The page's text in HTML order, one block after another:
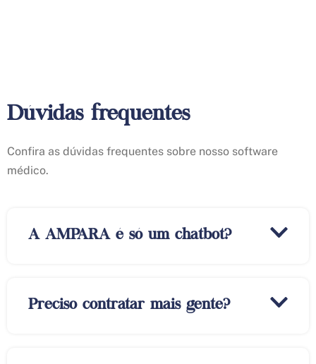
Dúvidas frequentes
Confira as dúvidas frequentes sobre nosso software
médico.
A AMPARA é só um chatbot?
Preciso contratar mais gente?